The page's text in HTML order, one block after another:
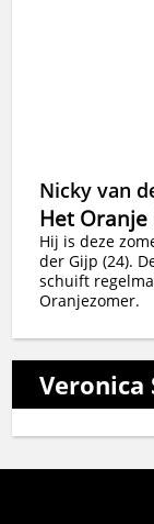
Nicky van
Het Oranje
Hij is deze
der Gijp (24).
schuift
Oranjezomer.
Veronica